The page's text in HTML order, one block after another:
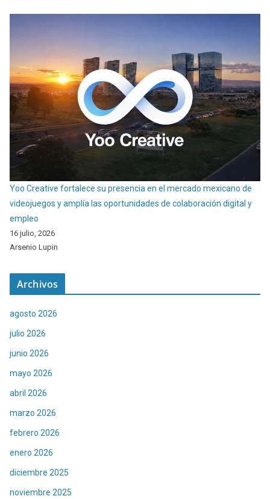
Yoo Creative fortalece su presencia en el mercado mexicano de
videojuegos y amplía las oportunidades de colaboración digital y
empleo
16 julio, 2026
Arsenio Lupin
Archivos
agosto 2026
julio 2026
junio 2026
mayo 2026
abril 2026
marzo 2026
febrero 2026
enero 2026
diciembre 2025
noviembre 2025